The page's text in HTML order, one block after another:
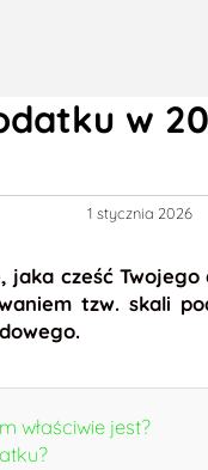
w
1 stycznia 2026
cześć
tzw. skali
właściwie jest?